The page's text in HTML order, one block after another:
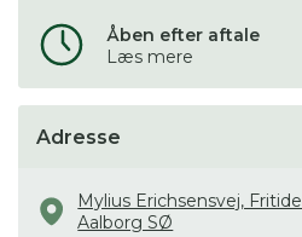
Åben efter aftale
Læs mere
Adresse
Mylius Erichsensvej,
Aalborg SØ